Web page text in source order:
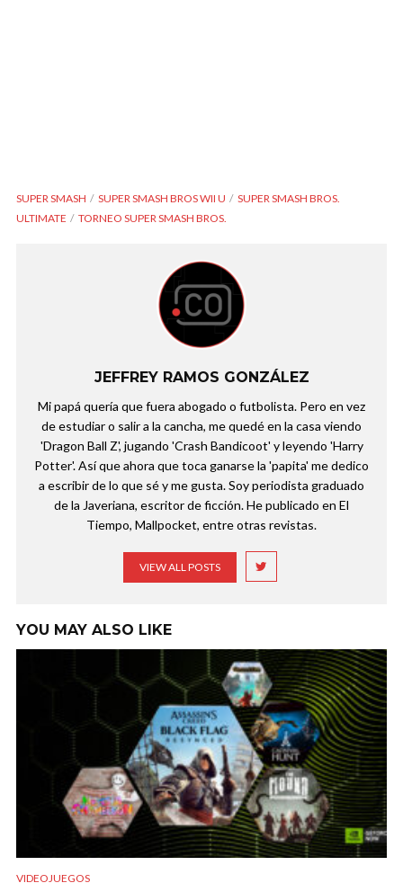
SUPER SMASH SUPER SMASH BROS WII U
SUPER SMASH BROS.
ULTIMATE
TORNEO SUPER SMASH BROS.
JEFFREY RAMOS GONZÁLEZ
Mi papá quería que fuera abogado o futbolista. Pero en vez
de estudiar o salir a la cancha, me quedé en la casa viendo
'Dragon Ball Z', jugando 'Crash Bandicoot' y leyendo 'Harry
Potter'. Así que ahora que toca ganarse la 'papita' me dedico
a escribir de lo que sé y me gusta. Soy periodista graduado
de la Javeriana, escritor de ficción. He publicado en El
Tiempo, Mallpocket, entre otras revistas.
VIEW ALL POSTS
YOU MAY ALSO LIKE
VIDEOJUEGOS